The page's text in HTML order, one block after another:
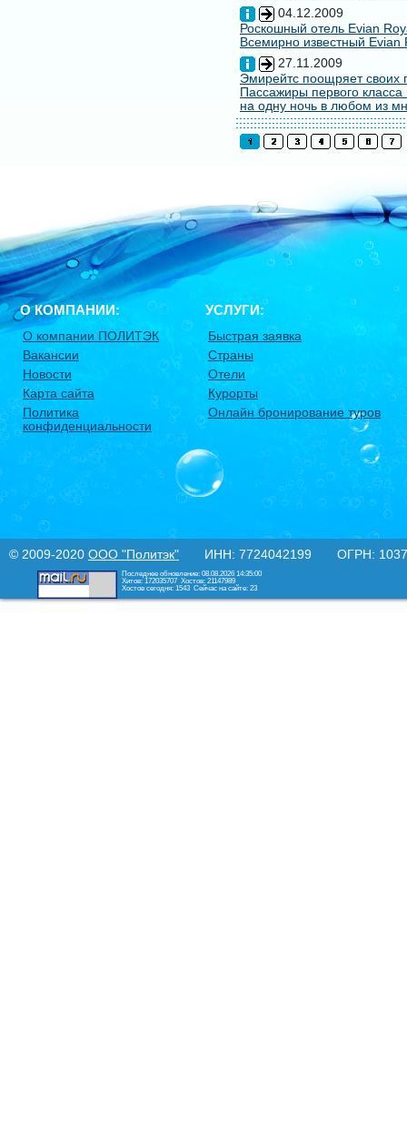
04.12.2009
Роскошный отель Evian
Всемирно известный
27.11.2009
Эмирейтс поощряет своих
Пассажиры первого
на одну ночь в любом из
О КОМПАНИИ:
О компании ПОЛИТЭК
Вакансии
Новости
Карта сайта
Политика
конфиденциальности
УСЛУГИ:
Быстрая заявка
Страны
Отели
Курорты
Онлайн бронирование туров
© 2009-2020 ООО "Политэк" ИНН: 7724042199 ОГРН:
Последнее обновление: 08.08.2026 14:35:00
Хитов: 172035707 Хостов: 21147989
Хостов сегодня: 1543 Сейчас на сайте: 23